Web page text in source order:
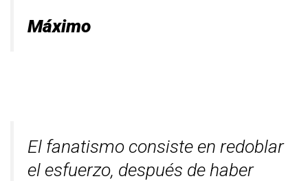
Máximo
El fanatismo consiste en redoblar
el esfuerzo, después de haber